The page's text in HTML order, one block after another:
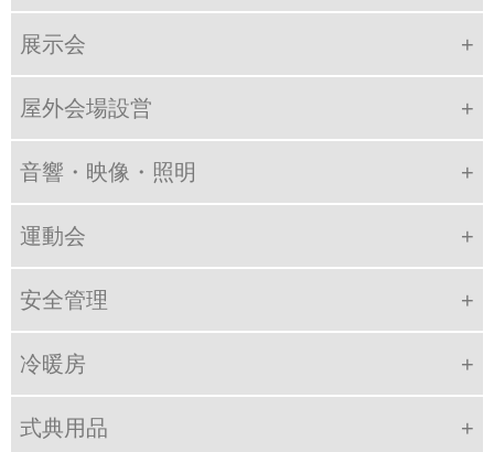
展示会
屋外会場設営
音響・映像・照明
運動会
安全管理
冷暖房
式典用品